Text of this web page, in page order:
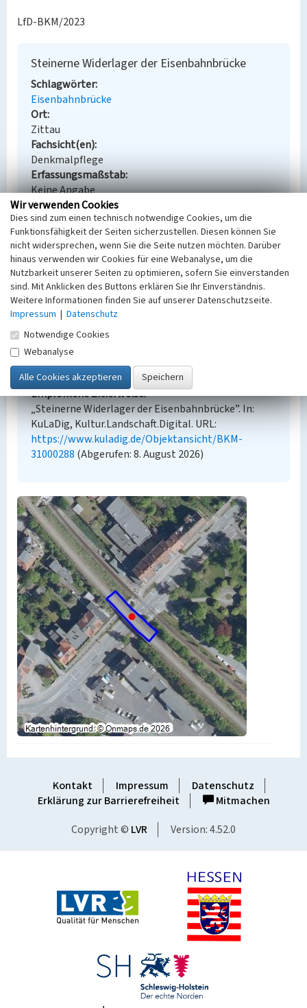
LfD-BKM/2023
Steinerne Widerlager der Eisenbahnbrücke
Schlagwörter
Eisenbahnbrücke
Ort
Zittau
Fachsicht(en)
Denkmalpflege
Erfassungsmaßstab
Keine Angabe
Erfassungsmethode
Übernahme aus externer Fachdatenbank
Empfohlene Zitierweise
Urheberrechtlicher Hinweis
Der hier präsentierte Inhalt steht unter der freien
Lizenz CC BY-NC 4.0 (Namensnennung, nicht
kommerziell). Die angezeigten Medien unterliegen
möglicherweise zusätzlichen urheberrechtlichen
Bedingungen, die an diesen ausgewiesen sind.
Empfohlene Zitierweise
„Steinerne Widerlager der Eisenbahnbrücke”. In:
KuLaDig, Kultur.Landschaft.Digital. URL:
https://www.kuladig.de/Objektansicht/BKM-
31000288 (Abgerufen: 8. August 2026)
Kontakt Impressum
Datenschutz
Erklärung zur Barrierefreiheit
Mitmachen
Copyright © LVR Version: 4.52.0
Wir verwenden Cookies
Dies sind zum einen technisch notwendige Cookies, um die
Funktionsfähigkeit der Seiten sicherzustellen. Diesen können Sie
nicht widersprechen, wenn Sie die Seite nutzen möchten. Darüber
hinaus verwenden wir Cookies für eine Webanalyse, um die
Nutzbarkeit unserer Seiten zu optimieren, sofern Sie einverstanden
sind. Mit Anklicken des Buttons erklären Sie Ihr Einverständnis.
Weitere Informationen finden Sie auf unserer Datenschutzseite.
Impressum | Datenschutz
Notwendige Cookies
Webanalyse